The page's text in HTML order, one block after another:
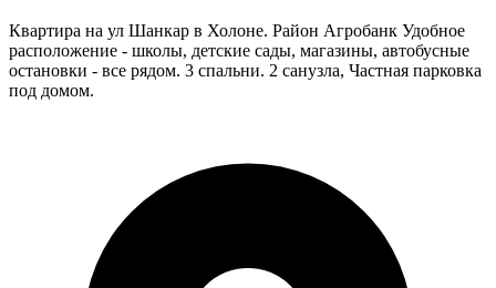
Квартира на ул Шанкар в Холоне. Район Агробанк Удобное
расположение - школы, детские сады, магазины, автобусные
остановки - все рядом. 3 спальни. 2 санузла, Частная парковка
под домом.